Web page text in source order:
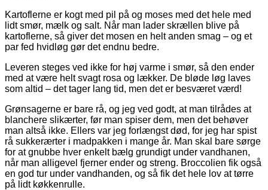
Kartoflerne er kogt med pil på og moses med det hele med
lidt smør, mælk og salt. Når man lader skrællen blive på
kartoflerne, så giver det mosen en helt anden smag – og et
par fed hvidløg gør det endnu bedre.
Leveren steges ved ikke for høj varme i smør, så den ender
med at være helt svagt rosa og lækker. De bløde løg laves
som altid – det tager lang tid, men det er besværet værd!
Grønsagerne er bare rå, og jeg ved godt, at man tilrådes at
blanchere slikærter, før man spiser dem, men det behøver
man altså ikke. Ellers var jeg forlængst død, for jeg har spist
rå sukkerærter i madpakken i mange år. Man skal bare sørge
for at gnubbe hver enkelt bælg grundigt under vandhanen,
når man alligevel fjerner ender og streng. Broccolien fik også
en god tur under vandhanden, og så fik det hele lov at tørre
på lidt køkkenrulle.